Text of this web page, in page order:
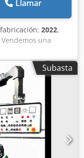
Llamar
2022,
Vendemos una
BUDERUS, poco
de manera
en producción y
de discos
técnicos: -
Altura máxima de
giro sobre mesa:
pieza,
de la
ejes de
carro horizontal;
Subasta